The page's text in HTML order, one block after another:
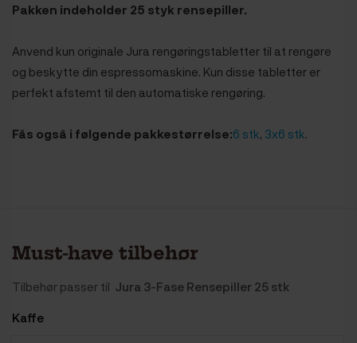
Pakken indeholder 25 styk rensepiller.
Anvend kun originale Jura rengøringstabletter til at rengøre
og beskytte din espressomaskine. Kun disse tabletter er
perfekt afstemt til den automatiske rengøring.
Fås også i følgende pakkestørrelse:6 stk, 3x6 stk.
Must-have tilbehør
Tilbehør passer til Jura 3-Fase Rensepiller 25 stk
Kaffe